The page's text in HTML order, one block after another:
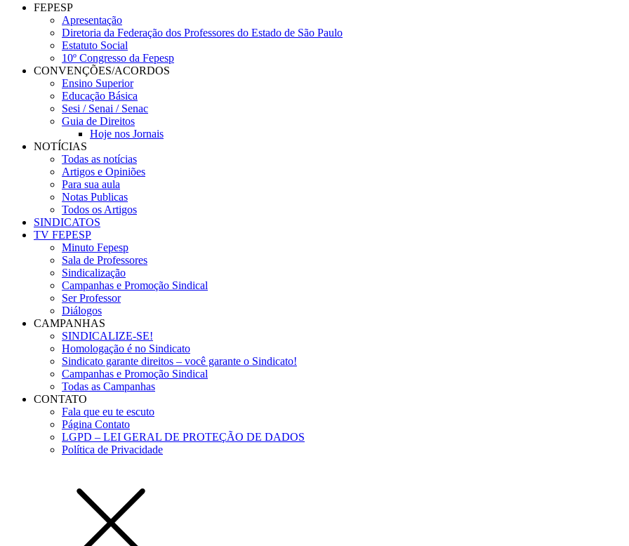
FEPESP
Apresentação
Diretoria da Federação dos Professores do Estado de São Paulo
Estatuto Social
10º Congresso da Fepesp
CONVENÇÕES/ACORDOS
Ensino Superior
Educação Básica
Sesi / Senai / Senac
Guia de Direitos
Hoje nos Jornais
NOTÍCIAS
Todas as notícias
Artigos e Opiniões
Para sua aula
Notas Publicas
Todos os Artigos
SINDICATOS
TV FEPESP
Minuto Fepesp
Sala de Professores
Sindicalização
Campanhas e Promoção Sindical
Ser Professor
Diálogos
CAMPANHAS
SINDICALIZE-SE!
Homologação é no Sindicato
Sindicato garante direitos – você garante o Sindicato!
Campanhas e Promoção Sindical
Todas as Campanhas
CONTATO
Fala que eu te escuto
Página Contato
LGPD – LEI GERAL DE PROTEÇÃO DE DADOS
Política de Privacidade